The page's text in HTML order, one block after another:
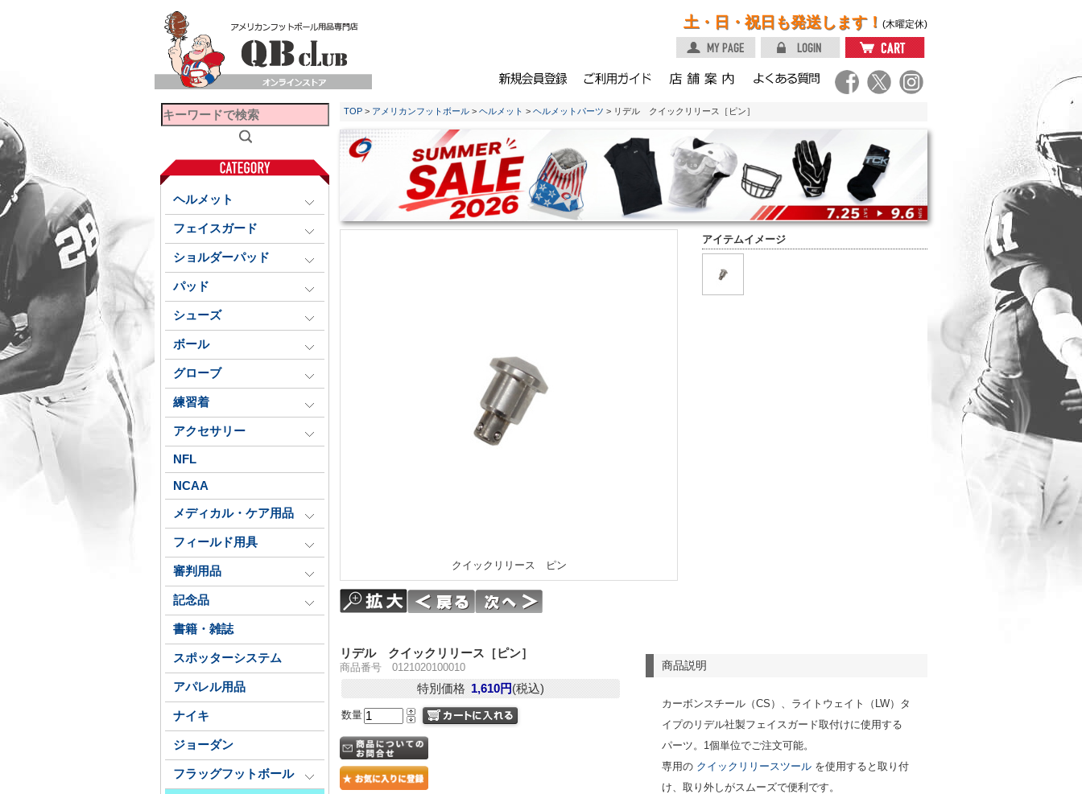
土・日・祝日も発送します！ (木曜定休)
ヘルメット
フェイスガード
ショルダーパッド
パッド
シューズ
ボール
グローブ
練習着
アクセサリー
NFL
NCAA
メディカル・ケア用品
フィールド用具
審判用品
記念品
書籍・雑誌
スポッターシステム
アパレル用品
ナイキ
ジョーダン
フラッグフットボール
TOP > アメリカンフットボール > ヘルメット > ヘルメットパーツ > リデル クイックリリース［ピン］
アイテムイメージ
クイックリリース ピン
商品説明
カーボンスチール（CS）、ライトウェイト（LW）タ
イプのリデル社製フェイスガード取付けに使用する
パーツ。1個単位でご注文可能。
専用の クイックリリースツール を使用すると取り付
け、取り外しがスムーズで便利です。
リデル クイックリリース［ピン］
商品番号 0121020100010
特別価格 1,610円(税込)
数量